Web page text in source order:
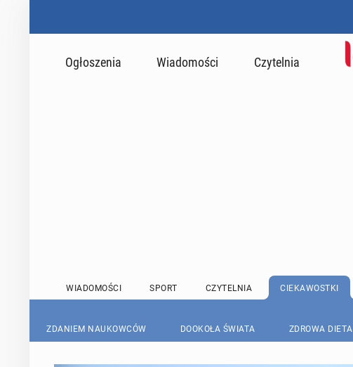
Ogłoszenia Wiadomości Czytelnia
WIADOMOŚCI SPORT CZYTELNIA CIEKAWOSTKI
ZDANIEM NAUKOWCÓW DOOKOŁA ŚWIATA ZDROWA DIETA